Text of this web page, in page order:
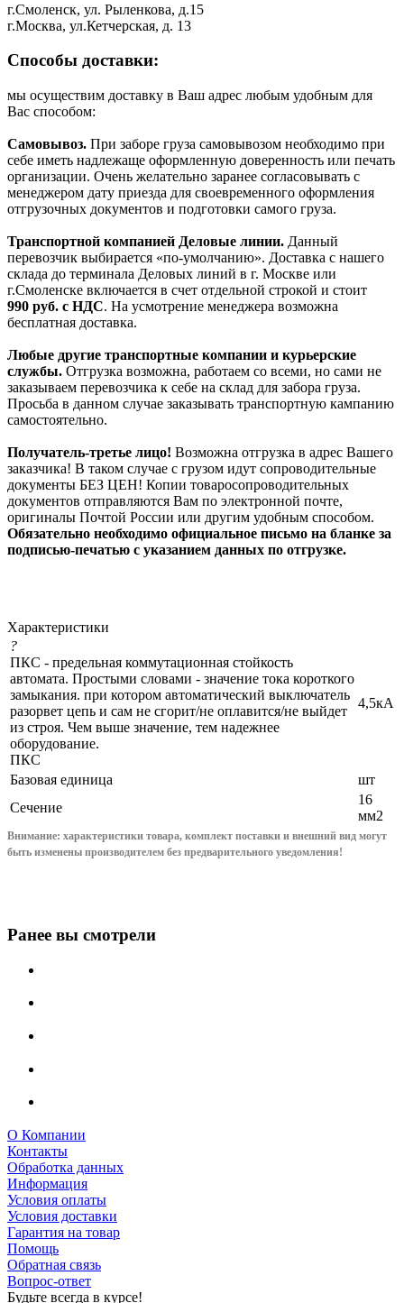
г.Смоленск, ул. Рыленкова, д.15
г.Москва, ул.Кетчерская, д. 13
Способы доставки:
мы осуществим доставку в Ваш адрес любым удобным для
Вас способом:
Самовывоз. При заборе груза самовывозом необходимо при
себе иметь надлежаще оформленную доверенность или печать
организации. Очень желательно заранее согласовывать с
менеджером дату приезда для своевременного оформления
отгрузочных документов и подготовки самого груза.
Транспортной компанией Деловые линии. Данный
перевозчик выбирается «по-умолчанию». Доставка с нашего
склада до терминала Деловых линий в г. Москве или
г.Смоленске включается в счет отдельной строкой и стоит
990 руб. с НДС. На усмотрение менеджера возможна
бесплатная доставка.
Любые другие транспортные компании и курьерские
службы. Отгрузка возможна, работаем со всеми, но сами не
заказываем перевозчика к себе на склад для забора груза.
Просьба в данном случае заказывать транспортную кампанию
самостоятельно.
Получатель-третье лицо! Возможна отгрузка в адрес Вашего
заказчика! В таком случае с грузом идут сопроводительные
документы БЕЗ ЦЕН! Копии товаросопроводительных
документов отправляются Вам по электронной почте,
оригиналы Почтой России или другим удобным способом.
Обязательно необходимо официальное письмо на бланке за
подписью-печатью с указанием данных по отгрузке.
Характеристики
?
ПКС - предельная коммутационная стойкость
автомата. Простыми словами - значение тока короткого
замыкания. при котором автоматический выключатель
разорвет цепь и сам не сгорит/не оплавится/не выйдет
из строя. Чем выше значение, тем надежнее
оборудование.
ПКС
4,5кА
Базовая единица
шт
Сечение
16
мм2
Внимание: характеристики товара, комплект поставки и внешний вид могут
быть изменены производителем без предварительного уведомления!
Ранее вы смотрели
О Компании
Контакты
Обработка данных
Информация
Условия оплаты
Условия доставки
Гарантия на товар
Помощь
Обратная связь
Вопрос-ответ
Будьте всегда в курсе!